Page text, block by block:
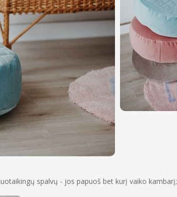
spalvų - jos papuoš bet kurį vaiko kambarį;